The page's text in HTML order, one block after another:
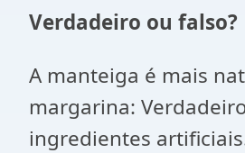
Verdadeiro ou falso?
A manteiga é mais
margarina:
ingredientes